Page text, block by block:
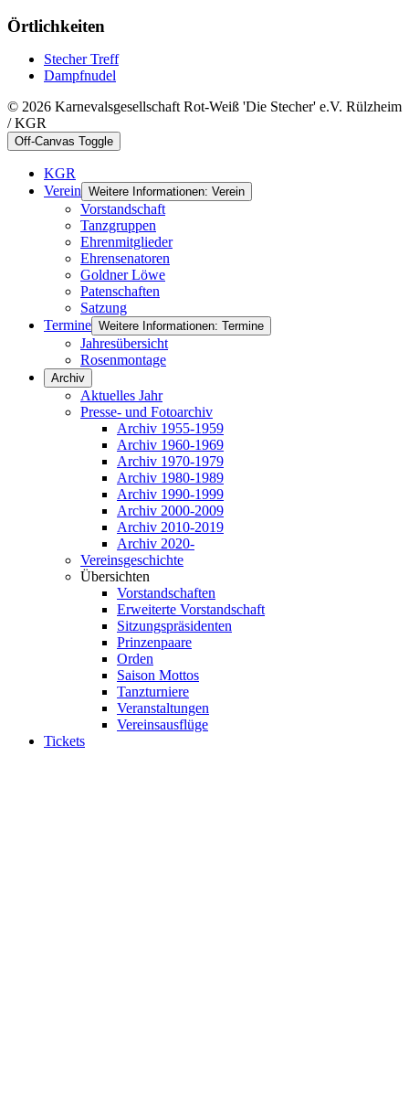
Örtlichkeiten
Stecher Treff
Dampfnudel
© 2026 Karnevalsgesellschaft Rot-Weiß 'Die Stecher' e.V. Rülzheim
/ KGR
Off-Canvas Toggle
KGR
Verein Weitere Informationen: Verein
Vorstandschaft
Tanzgruppen
Ehrenmitglieder
Ehrensenatoren
Goldner Löwe
Patenschaften
Satzung
Termine Weitere Informationen: Termine
Jahresübersicht
Rosenmontage
Archiv
Aktuelles Jahr
Presse- und Fotoarchiv
Archiv 1955-1959
Archiv 1960-1969
Archiv 1970-1979
Archiv 1980-1989
Archiv 1990-1999
Archiv 2000-2009
Archiv 2010-2019
Archiv 2020-
Vereinsgeschichte
Übersichten
Vorstandschaften
Erweiterte Vorstandschaft
Sitzungspräsidenten
Prinzenpaare
Orden
Saison Mottos
Tanzturniere
Veranstaltungen
Vereinsausflüge
Tickets